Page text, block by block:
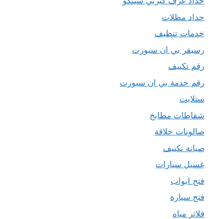
حداد مظلات
خدمات تنظيف
رسيفر بي ان سبورت
رقم تكييف
رقم خدمة بي ان سبورت
ستلايت
شفاطات مطابخ
صالونات حلاقة
صيانة تكييف
غسيل سيارات
فتح ابواب
فتح سيارة
فلاتر مياه